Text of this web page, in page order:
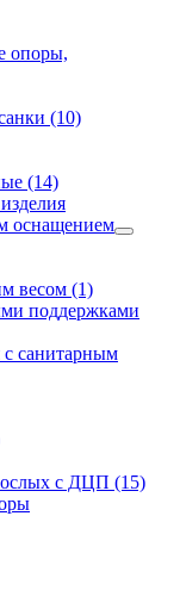
опоры,
(10)
(14)
оснащением
весом (1)
поддержками
с санитарным
с ДЦП (15)